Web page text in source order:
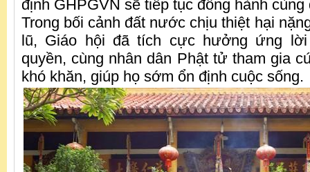
định GHPGVN sẽ tiếp tục đồng hành
Trong bối cảnh đất nước chịu thiệt hại
lũ, Giáo hội đã tích cực hưởng ứng
quyền, cùng nhân dân Phật tử tham gia
khó khăn, giúp họ sớm ổn định cuộc sống.